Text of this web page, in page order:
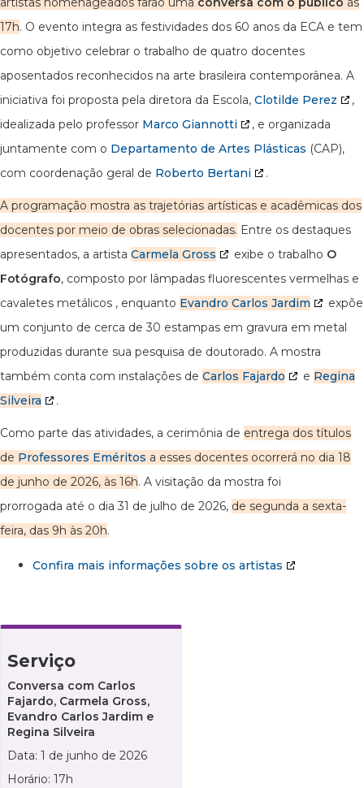
17h. O evento integra as festividades dos 60 anos da ECA e tem
como objetivo celebrar o trabalho de quatro docentes
aposentados reconhecidos na arte brasileira contemporânea. A
iniciativa foi proposta pela diretora da Escola, Clotilde Perez
,
idealizada pelo professor Marco Giannotti
, e organizada
juntamente com o Departamento de Artes Plásticas (CAP),
com coordenação geral de Roberto Bertani .
A programação mostra as trajetórias artísticas e acadêmicas dos
docentes por meio de obras selecionadas. Entre os destaques
apresentados, a artista Carmela Gross exibe o trabalho O
Fotógrafo, composto por lâmpadas fluorescentes vermelhas e
cavaletes metálicos , enquanto Evandro Carlos Jardim
expõe
um conjunto de cerca de 30 estampas em gravura em metal
produzidas durante sua pesquisa de doutorado. A mostra
também conta com instalações de Carlos Fajardo e Regina
Silveira
.
Como parte das atividades, a cerimônia de entrega dos títulos
de Professores Eméritos a esses docentes ocorrerá no dia 18
de junho de 2026, às 16h. A visitação da mostra foi
prorrogada até o dia 31 de julho de 2026, de segunda a sexta-
feira, das 9h às 20h.
Confira mais informações sobre os artistas
Serviço
Conversa com Carlos
Fajardo, Carmela Gross,
Evandro Carlos Jardim e
Regina Silveira
Data: 1 de junho de 2026
Horário: 17h